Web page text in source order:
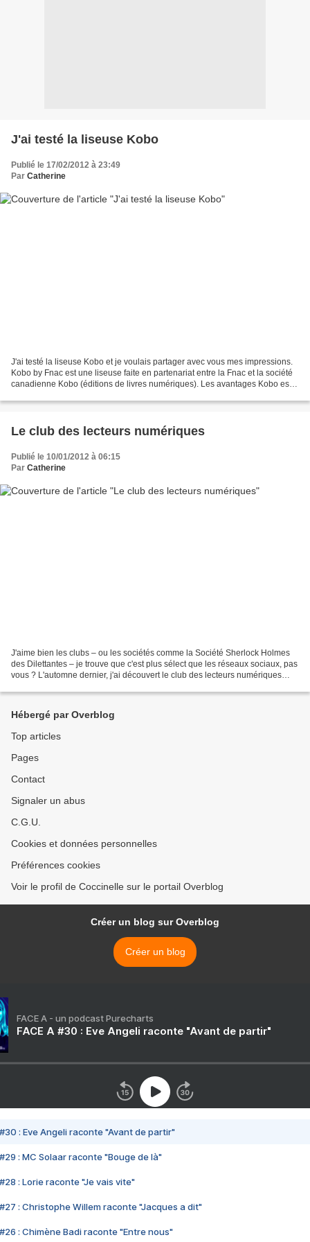
J'ai testé la liseuse Kobo
Publié le 17/02/2012 à 23:49
Par Catherine
J'ai testé la liseuse Kobo et je voulais partager avec vous mes impressions.
Kobo by Fnac est une liseuse faite en partenariat entre la Fnac et la société
canadienne Kobo (éditions de livres numériques). Les avantages Kobo est
Le club des lecteurs numériques
Publié le 10/01/2012 à 06:15
Par Catherine
J'aime bien les clubs – ou les sociétés comme la Société Sherlock Holmes
des Dilettantes – je trouve que c'est plus sélect que les réseaux sociaux, pas
vous ? L'automne dernier, j'ai découvert le club des lecteurs numériques
Hébergé par Overblog
Top articles
Pages
Contact
Signaler un abus
C.G.U.
Cookies et données personnelles
Préférences cookies
Voir le profil de Coccinelle sur le portail Overblog
Créer un blog sur Overblog
Créer un blog
FACE A - un podcast Purecharts
FACE A #30 : Eve Angeli raconte "Avant de partir"
#30 : Eve Angeli raconte "Avant de partir"
#29 : MC Solaar raconte "Bouge de là"
#28 : Lorie raconte "Je vais vite"
#27 : Christophe Willem raconte "Jacques a dit"
#26 : Chimène Badi raconte "Entre nous"